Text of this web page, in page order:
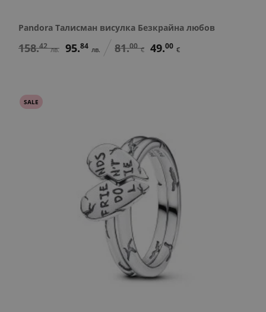
Pandora Талисман висулка Безкрайна любов
158.42 лв. 95.84 лв. 81.00 € 49.00 €
SALE